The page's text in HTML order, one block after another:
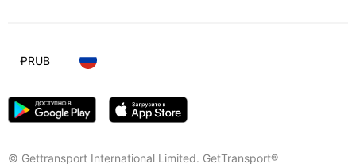
© Gettransport International Limited. GetTransport®
₽RUB